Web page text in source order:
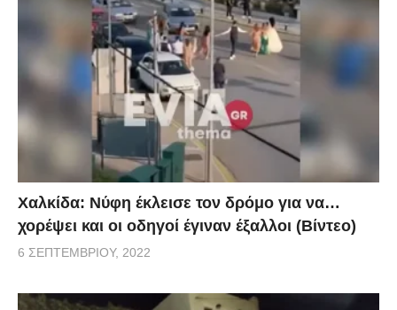
Χαλκίδα: Νύφη έκλεισε τον δρόμο για να…
χορέψει και οι οδηγοί έγιναν έξαλλοι (Βίντεο)
6 ΣΕΠΤΕΜΒΡΊΟΥ, 2022